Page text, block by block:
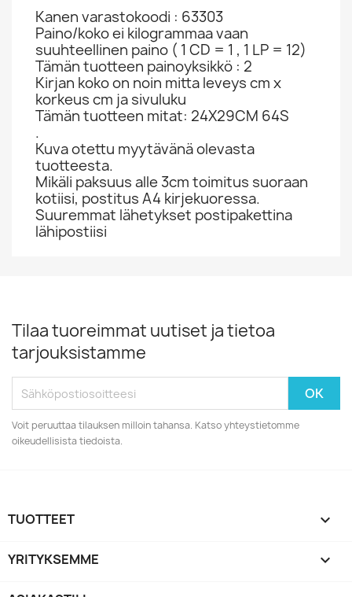
Kanen varastokoodi : 63303
Paino/koko ei kilogrammaa vaan
suuhteellinen paino ( 1 CD = 1 , 1 LP = 12)
Tämän tuotteen painoyksikkö : 2
Kirjan koko on noin mitta leveys cm x
korkeus cm ja sivuluku
Tämän tuotteen mitat: 24X29CM 64S
.
Kuva otettu myytävänä olevasta
tuotteesta.
Mikäli paksuus alle 3cm toimitus suoraan
kotiisi, postitus A4 kirjekuoressa.
Suuremmat lähetykset postipakettina
lähipostiisi
Tilaa tuoreimmat uutiset ja tietoa
tarjouksistamme
Voit peruuttaa tilauksen milloin tahansa. Katso yhteystietomme
oikeudellisista tiedoista.
TUOTTEET 
YRITYKSEMME 